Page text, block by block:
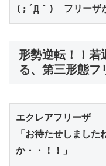
(;´Д｀)　フリーザ
形勢逆転！！若
る、第三形態フ
エクレアフリーザ
「お待たせしまし
か・・！！」